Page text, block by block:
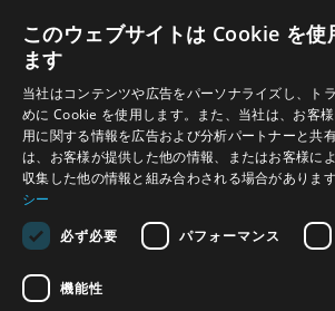
How Exercise Influences Mental
2025-09-14
このウェブサイトは Cookie を使
ます
当社はコンテンツや広告をパーソナライズし、ト
めに Cookie を使用します。また、当社は、お客
用に関する情報を広告および分析パートナーと共
は、お客様が提供した他の情報、またはお客様に
収集した他の情報と組み合わされる場合があります
シー
必ず必要
パフォーマンス
機能性